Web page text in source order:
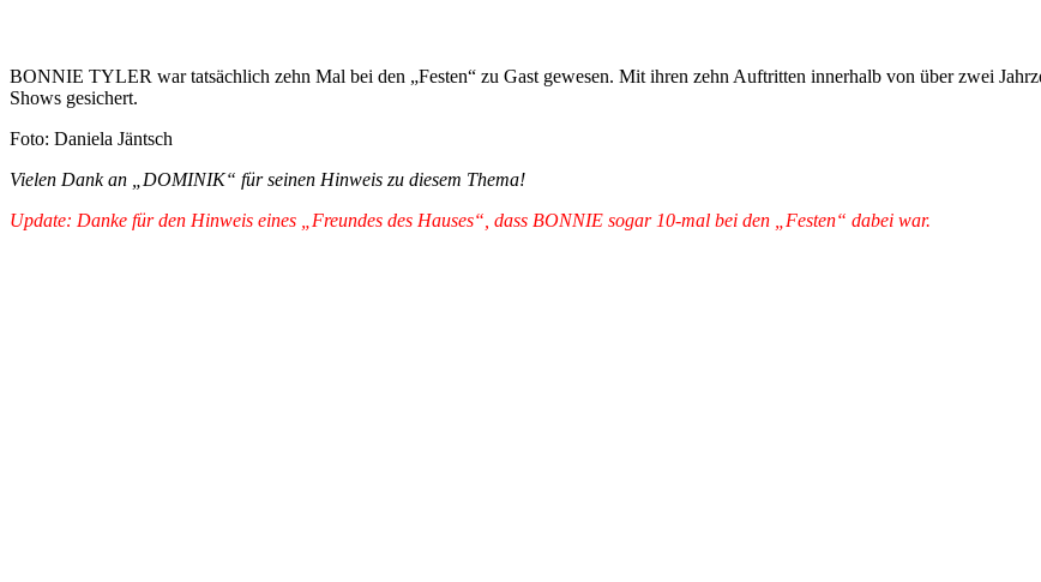
BONNIE TYLER war tatsächlich zehn Mal bei den „Festen“ zu Gast gewesen. Mit ihren zehn Auftritten innerhalb von über zwei
Shows gesichert.
Foto: Daniela Jäntsch
Vielen Dank an „DOMINIK“ für seinen Hinweis zu diesem Thema!
Update: Danke für den Hinweis eines „Freundes des Hauses“, dass BONNIE sogar 10-mal bei den „Festen“ dabei war.